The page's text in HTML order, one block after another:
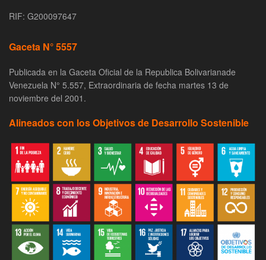
RIF: G200097647
Gaceta N° 5557
Publicada en la Gaceta Oficial de la Republica Bolivarianade
Venezuela N° 5.557, Extraordinaria de fecha martes 13 de
noviembre del 2001.
Alineados con los Objetivos de Desarrollo Sostenible